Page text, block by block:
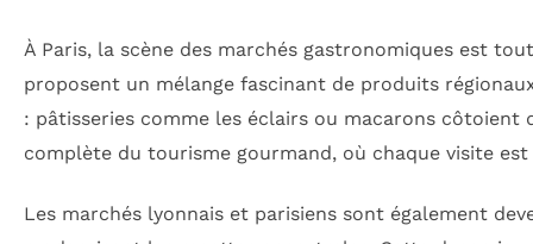
À Paris, la scène des marchés gastronomiques est
proposent un mélange fascinant de produits
: pâtisseries comme les éclairs ou macarons
complète du tourisme gourmand, où chaque visite
Les marchés lyonnais et parisiens sont également